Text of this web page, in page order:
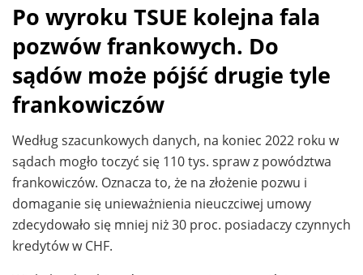
Po wyroku TSUE kolejna fala
pozwów frankowych. Do
sądów może pójść drugie tyle
frankowiczów
Według szacunkowych danych, na koniec 2022 roku w
sądach mogło toczyć się 110 tys. spraw z powództwa
frankowiczów. Oznacza to, że na złożenie pozwu i
domaganie się unieważnienia nieuczciwej umowy
zdecydowało się mniej niż 30 proc. posiadaczy czynnych
kredytów w CHF.